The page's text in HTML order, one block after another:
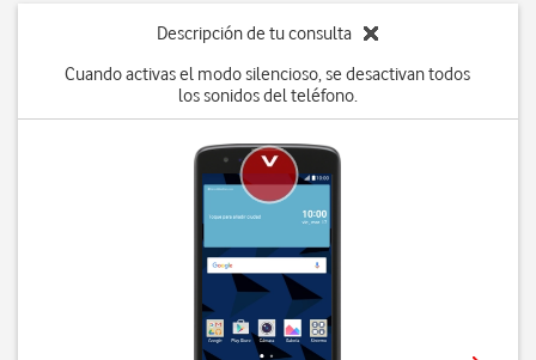
Descripción de tu consulta
Cuando activas el modo silencioso, se desactivan todos
los sonidos del teléfono.